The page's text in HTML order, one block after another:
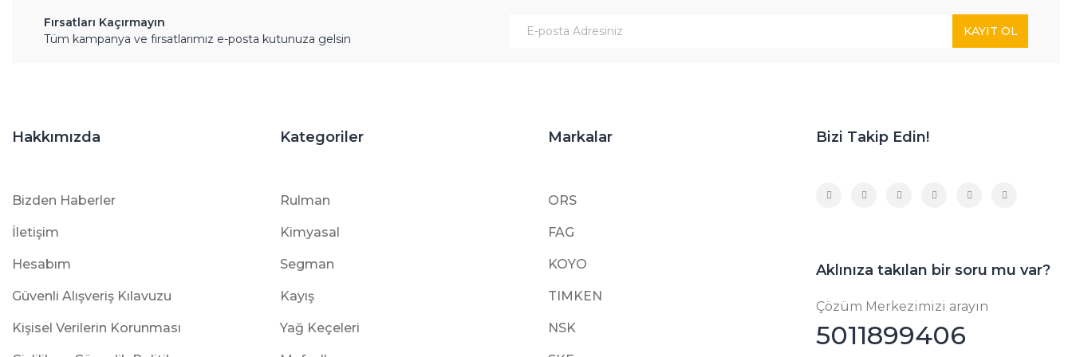
Fırsatları Kaçırmayın
Tüm kampanya ve fırsatlarımız e-posta kutunuza gelsin
KAYIT OL
Hakkımızda
Bizden Haberler
İletişim
Hesabım
Güvenli Alışveriş Kılavuzu
Kişisel Verilerin Korunması
Kategoriler
Rulman
Kimyasal
Segman
Kayış
Yağ Keçeleri
Markalar
ORS
FAG
KOYO
TIMKEN
NSK
Bizi Takip Edin!
Aklınıza takılan bir soru mu var?
Çözüm Merkezimizi arayın
5011899406